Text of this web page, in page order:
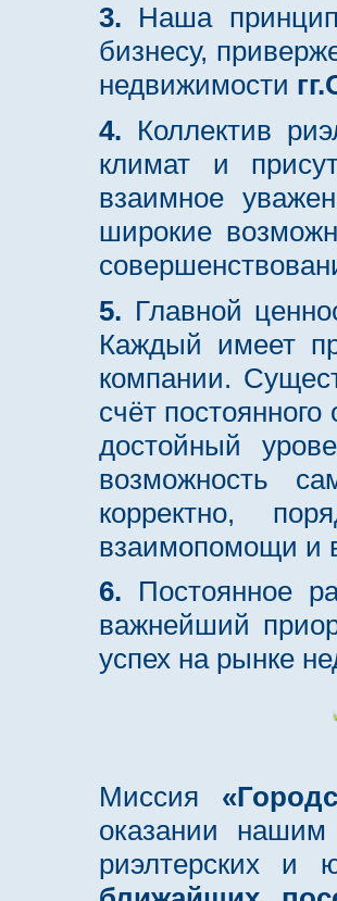
3. Наша
бизнесу,
недвижимости
4. Коллектив
климат и
взаимное
широкие
5. Главной
Каждый имеет
компании.
счёт
достойный
возможность
корректно,
взаимопомощи и
6. Постоянное
важнейший
успех на рынке
Миссия
оказании
риэлтерских и